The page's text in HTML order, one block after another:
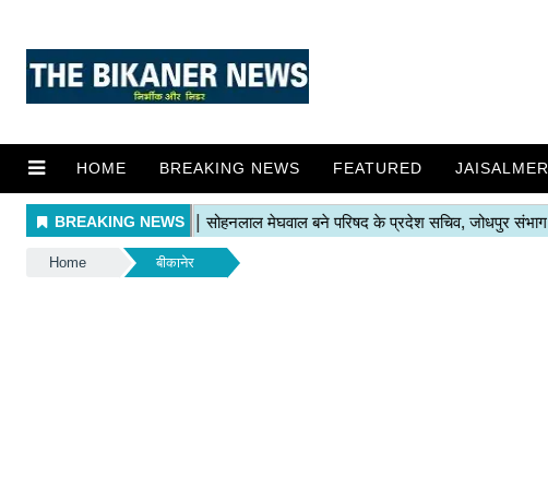
HOME BREAKING NEWS FEATURED JAISALMER
Home बीकानेर